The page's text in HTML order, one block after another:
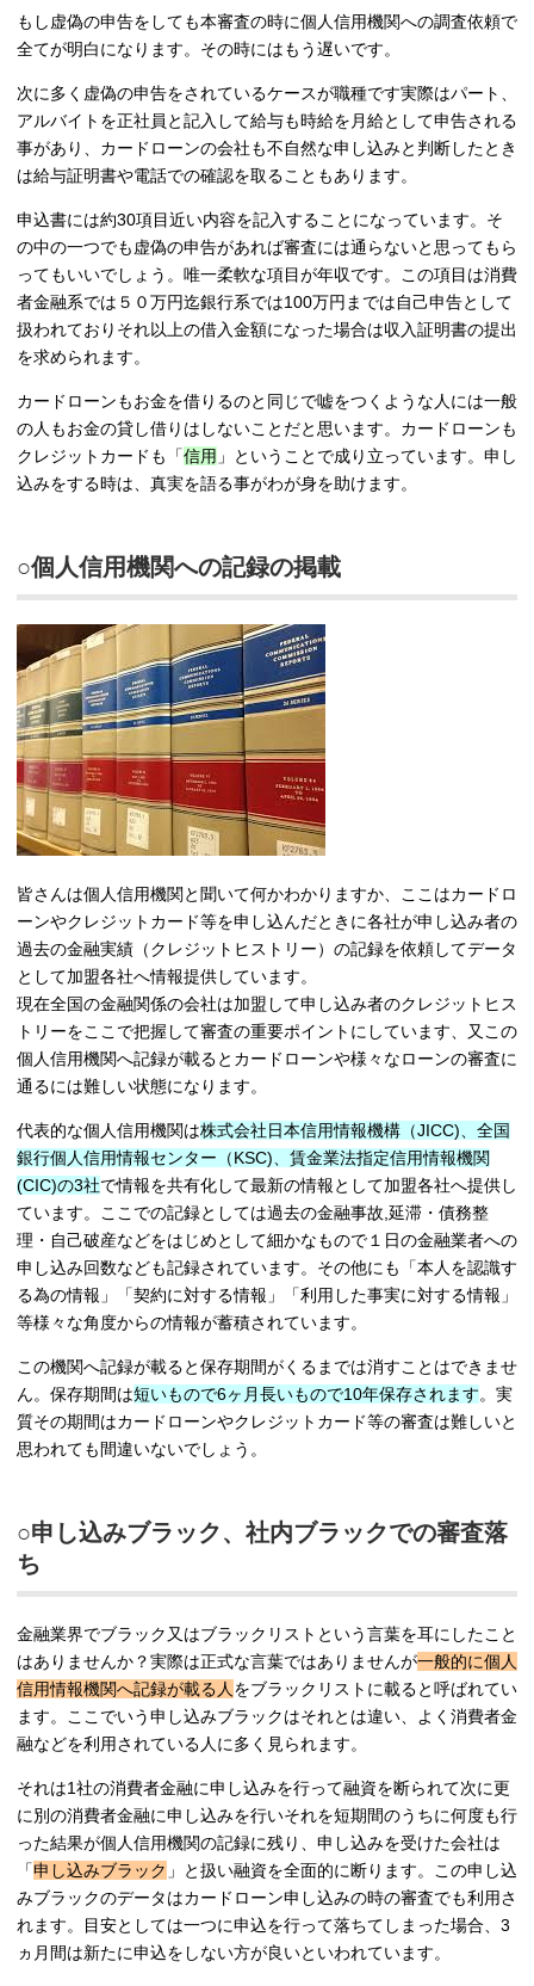
もし虚偽の申告をしても本審査の時に個人信用機関への調査依頼で
全てが明白になります。その時にはもう遅いです。
次に多く虚偽の申告をされているケースが職種です実際はパート、
アルバイトを正社員と記入して給与も時給を月給として申告される
事があり、カードローンの会社も不自然な申し込みと判断したとき
は給与証明書や電話での確認を取ることもあります。
申込書には約30項目近い内容を記入することになっています。そ
の中の一つでも虚偽の申告があれば審査には通らないと思ってもら
ってもいいでしょう。唯一柔軟な項目が年収です。この項目は消費
者金融系では５０万円迄銀行系では100万円までは自己申告として
扱われておりそれ以上の借入金額になった場合は収入証明書の提出
を求められます。
カードローンもお金を借りるのと同じで嘘をつくような人には一般
の人もお金の貸し借りはしないことだと思います。カードローンも
クレジットカードも「信用 」ということで成り立っています。申し
込みをする時は、真実を語る事がわが身を助けます。
○個人信用機関への記録の掲載
皆さんは個人信用機関と聞いて何かわかりますか、ここはカードロ
ーンやクレジットカード等を申し込んだときに各社が申し込み者の
過去の金融実績（クレジットヒストリー）の記録を依頼してデータ
として加盟各社へ情報提供しています。
現在全国の金融関係の会社は加盟して申し込み者のクレジットヒス
トリーをここで把握して審査の重要ポイントにしています、又この
個人信用機関へ記録が載るとカードローンや様々なローンの審査に
通るには難しい状態になります。
代表的な個人信用機関は株式会社日本信用情報機構（JICC)、全国
銀行個人信用情報センター（KSC)、賃金業法指定信用情報機関
(CIC)の3社で情報を共有化して最新の情報として加盟各社へ提供し
ています。ここでの記録としては過去の金融事故,延滞・債務整
理・自己破産などをはじめとして細かなもので１日の金融業者への
申し込み回数なども記録されています。その他にも「本人を認識す
る為の情報」「契約に対する情報」「利用した事実に対する情報」
等様々な角度からの情報が蓄積されています。
この機関へ記録が載ると保存期間がくるまでは消すことはできませ
ん。保存期間は短いもので6ヶ月長いもので10年保存されます。実
質その期間はカードローンやクレジットカード等の審査は難しいと
思われても間違いないでしょう。
○申し込みブラック、社内ブラックでの審査落
ち
金融業界でブラック又はブラックリストという言葉を耳にしたこと
はありませんか？実際は正式な言葉ではありませんが一般的に個人
信用情報機関へ記録が載る人をブラックリストに載ると呼ばれてい
ます。ここでいう申し込みブラックはそれとは違い、よく消費者金
融などを利用されている人に多く見られます。
それは1社の消費者金融に申し込みを行って融資を断られて次に更
に別の消費者金融に申し込みを行いそれを短期間のうちに何度も行
った結果が個人信用機関の記録に残り、申し込みを受けた会社は
「申し込みブラック 」と扱い融資を全面的に断ります。この申し込
みブラックのデータはカードローン申し込みの時の審査でも利用さ
れます。目安としては一つに申込を行って落ちてしまった場合、3
ヵ月間は新たに申込をしない方が良いといわれています。